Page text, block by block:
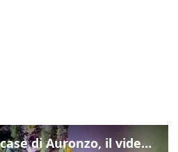
Frana lambisce le case di Auronzo, il video dall'elicottero dei vigili del fuoco